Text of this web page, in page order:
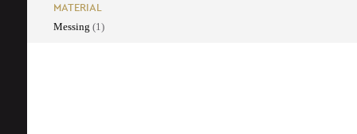
MATERIAL
Messing (1)